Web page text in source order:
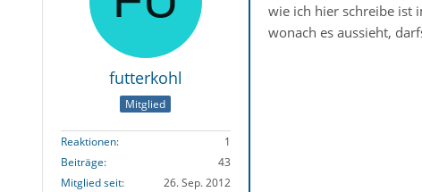
futterkohl
Mitglied
Reaktionen
1
Beiträge
43
Mitglied seit
26. Sep. 2012
wie ich hier schreibe ist
wonach es aussieht,